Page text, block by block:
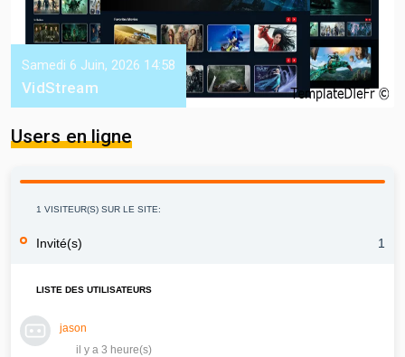
Samedi 6 Juin, 2026 14:58
VidStream
Users en ligne
1 VISITEUR(S) SUR LE SITE:
Invité(s) 1
LISTE DES UTILISATEURS
jason
il y a 3 heure(s)